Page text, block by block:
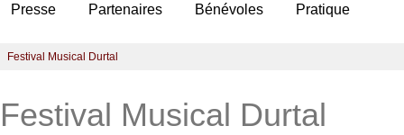
Presse
Partenaires Bénévoles Pratique
Festival Musical Durtal
Festival Musical Durtal